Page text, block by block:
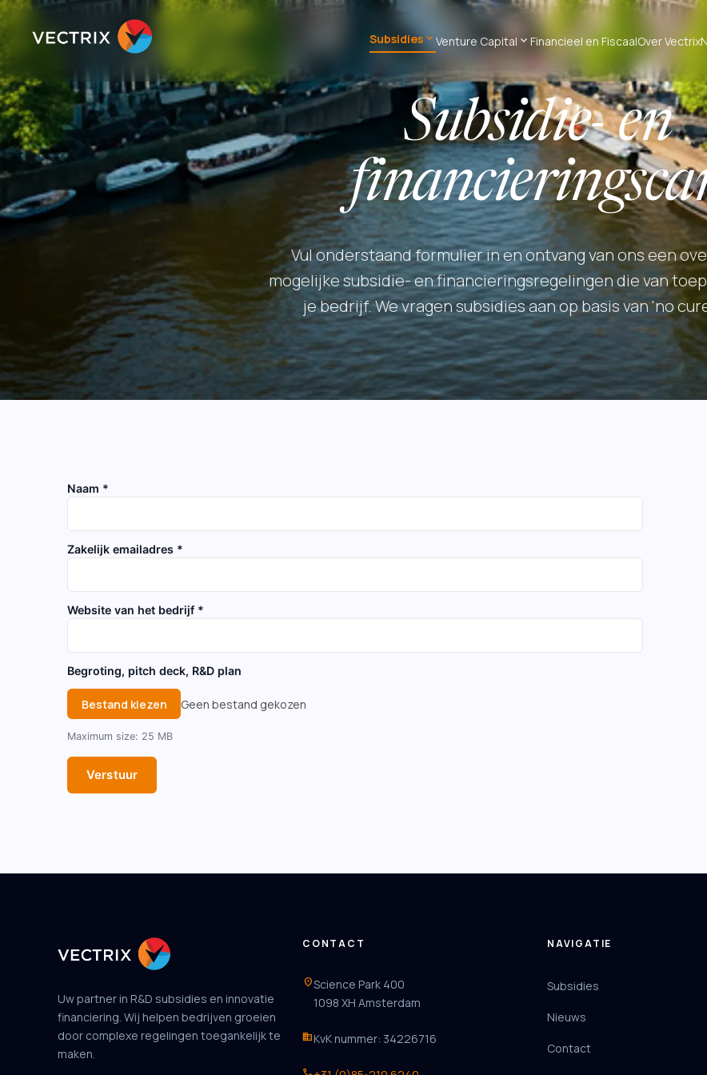
Subsidies expand_moreVenture Capital expand_more Financieel en FiscaalOver Vectrix
Subsidie- en
Vul onderstaand formulier in en ontvang van ons een
mogelijke subsidie- en financieringsregelingen die van
je bedrijf. We vragen subsidies aan op basis van 'no
Naam *
Zakelijk emailadres *
Website van het bedrijf *
Begroting, pitch deck, R&D plan
Bestand kiezen Geen bestand gekozen
Maximum size: 25 MB
Verstuur
Uw partner in R&D subsidies en innovatie
financiering. Wij helpen bedrijven groeien
door complexe regelingen toegankelijk te
maken.
CONTACT
location_onScience Park 400
1098 XH Amsterdam
businessKvK nummer: 34226716
NAVIGATIE
Subsidies
Nieuws
Contact